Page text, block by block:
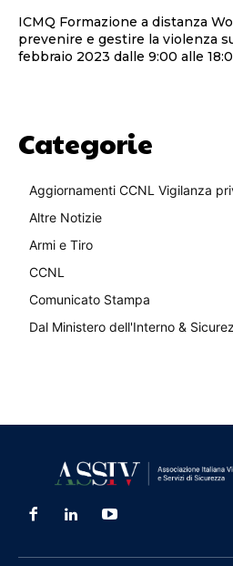
ICMQ Formazione a distanza Workplace violence:
prevenire e gestire la violenza sui
Categorie
Aggiornamenti CCNL Vigilanza
Altre Notizie
Armi e Tiro
CCNL
Comunicato Stampa
Dal Ministero dell'Interno &